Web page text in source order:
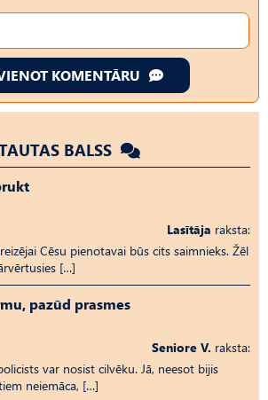
KOMENTĀRU
BALSS
Lasītāja raksta:
Cēsu pienotavai būs cits saimnieks. Žēl
[…]
pazūd prasmes
Seniore V. raksta:
var nosist cilvēku. Jā, neesot bijis
neiemāca, […]